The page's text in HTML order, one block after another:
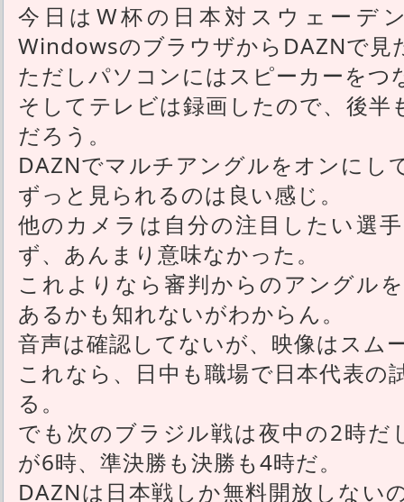
今日はW杯の日本対スウェーデ
WindowsのブラウザからDAZNで見
ただしパソコンにはスピーカーをつ
そしてテレビは録画したので、後半
だろう。
DAZNでマルチアングルをオンにし
ずっと見られるのは良い感じ。
他のカメラは自分の注目したい選
ず、あんまり意味なかった。
これよりなら審判からのアングル
あるかも知れないがわからん。
音声は確認してないが、映像はスム
これなら、日中も職場で日本代表の
る。
でも次のブラジル戦は夜中の2時だ
が6時、準決勝も決勝も4時だ。
DAZNは日本戦しか無料開放しない